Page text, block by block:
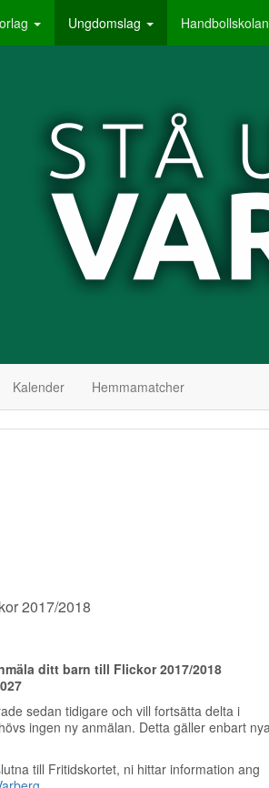
Ungdomslag Handbollskolan
Kalender Hemmamatcher